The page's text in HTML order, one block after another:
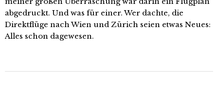
abgedruckt. Und was für einer. Wer dachte, die
Direktflüge nach Wien und Zürich seien etwas Neues:
Alles schon dagewesen.